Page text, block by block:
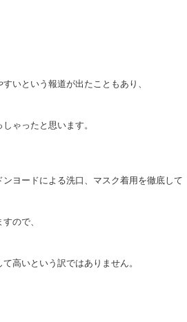
いという報道が出たこともあり、
ゃったと思います。
ヨードによる洗口、マスク着用を徹底して
ので、
高いという訳ではありません。